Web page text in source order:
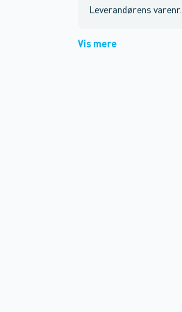
Leverandørens varenr.
Vis mere